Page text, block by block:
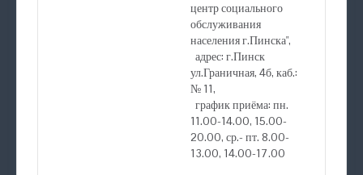
центр социального
обслуживания
населения г.Пинска",
адрес: г.Пинск
ул.Граничная, 4б, каб.:
№ 11,
график приёма: пн.
11.00-14.00, 15.00-
20.00, ср.- пт. 8.00-
13.00, 14.00-17.00